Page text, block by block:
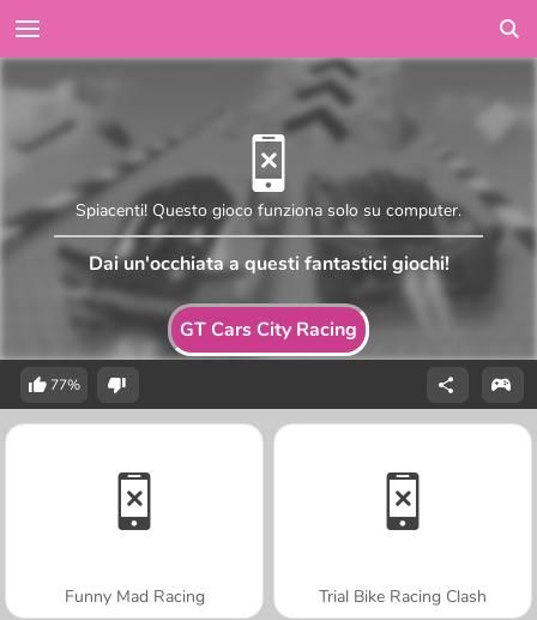
GT Cars City Racing
Spiacenti! Questo gioco funziona solo su computer.
Dai un'occhiata a questi fantastici giochi!
77%
Funny Mad Racing Trial Bike Racing Clash